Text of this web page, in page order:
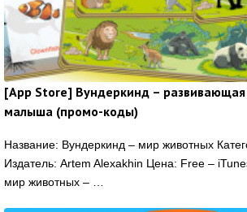
[App Store] Вундеркинд – развивающая
малыша (промо-коды)
Название: Вундеркинд – мир животных
Издатель: Artem Alexakhin Цена: Free –
мир животных – …